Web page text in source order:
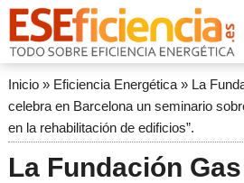
Inicio» Eficiencia Energética» La
celebra en Barcelona un seminario
en la rehabilitación de edificios”.
La Fundación